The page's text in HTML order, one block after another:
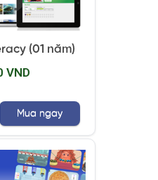
(01 năm)
VND
Mua ngay